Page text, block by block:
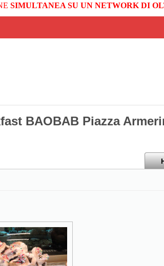
SIMULTANEA SU UN NETWORK DI
BAOBAB Piazza